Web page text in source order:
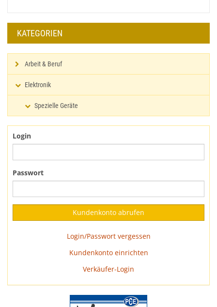
KATEGORIEN
Arbeit & Beruf
Elektronik
Spezielle Geräte
Login
Passwort
Login/Passwort vergessen
Kundenkonto einrichten
Verkäufer-Login